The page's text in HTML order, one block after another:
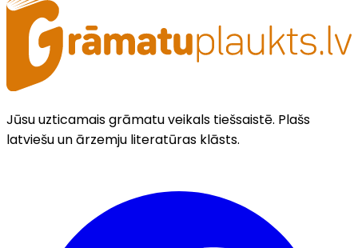
Jūsu uzticamais grāmatu veikals tiešsaistē. Plašs
latviešu un ārzemju literatūras klāsts.